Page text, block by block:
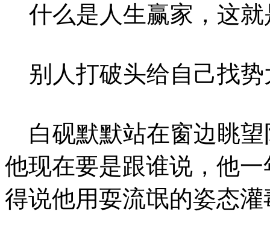
什么是人生赢家，这就
别人打破头给自己找势
白砚默默站在窗边眺望
他现在要是跟谁说，他
得说他用耍流氓的姿态